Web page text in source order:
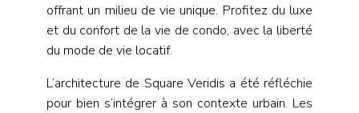
offrant un milieu de vie unique. Profitez du luxe
et du confort de la vie de condo, avec la liberté
du mode de vie locatif.
L’architecture de Square Veridis a été réfléchie
pour bien s’intégrer à son contexte urbain. Les